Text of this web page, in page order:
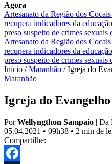
Agora
Artesanato da Região dos
recupera indicadores da
preso suspeito de crimes sexuais
Artesanato da Região dos
recupera indicadores da
preso suspeito de crimes sexuais
Início / Maranhão / Igreja do
Maranhão
Igreja do
PorWellyngthon Sampaio | Da
05.04.2021 • 09h38 • 2 min de
Compartilhe: